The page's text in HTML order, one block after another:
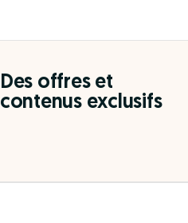
Des offres et
contenus exclusifs